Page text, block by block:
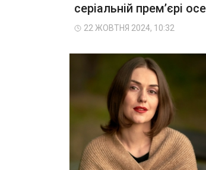
серіальній премʼєрі
22 ЖОВТНЯ 2024, 10:32